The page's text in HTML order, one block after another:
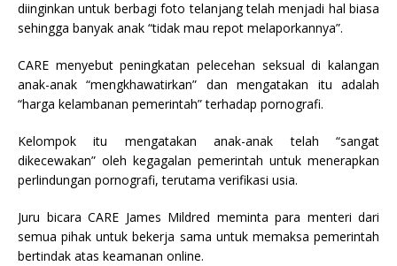
diinginkan untuk berbagi foto telanjang telah menjadi hal biasa
sehingga banyak anak “tidak mau repot melaporkannya”.
CARE menyebut peningkatan pelecehan seksual di kalangan
anak-anak “mengkhawatirkan” dan mengatakan itu adalah
“harga kelambanan pemerintah” terhadap pornografi.
Kelompok itu mengatakan anak-anak telah “sangat
dikecewakan” oleh kegagalan pemerintah untuk menerapkan
perlindungan pornografi, terutama verifikasi usia.
Juru bicara CARE James Mildred meminta para menteri dari
semua pihak untuk bekerja sama untuk memaksa pemerintah
bertindak atas keamanan online.